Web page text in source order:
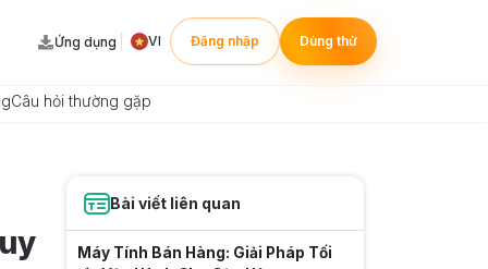
Ứng dụng VI Đăng nhập Dùng thử
Câu hỏi thường gặp
Bài viết liên quan
Máy Tính Bán Hàng: Giải Pháp Tối